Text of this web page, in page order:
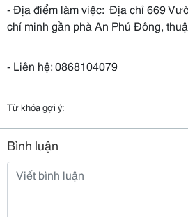
- Địa điểm làm việc: Địa chỉ 669
chí minh gần phà An Phú Đông,
- Liên hệ: 0868104079
Từ khóa gợi ý:
Bình luận